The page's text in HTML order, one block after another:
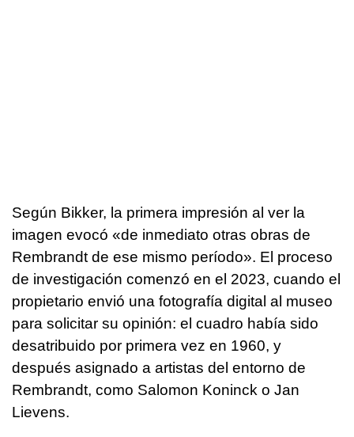
Según Bikker, la primera impresión al ver la
imagen evocó «de inmediato otras obras de
Rembrandt de ese mismo período». El proceso
de investigación comenzó en el 2023, cuando el
propietario envió una fotografía digital al museo
para solicitar su opinión: el cuadro había sido
desatribuido por primera vez en 1960, y
después asignado a artistas del entorno de
Rembrandt, como Salomon Koninck o Jan
Lievens.